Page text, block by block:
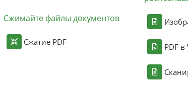
Сжимайте файлы документов
Сжатие PDF PDF в